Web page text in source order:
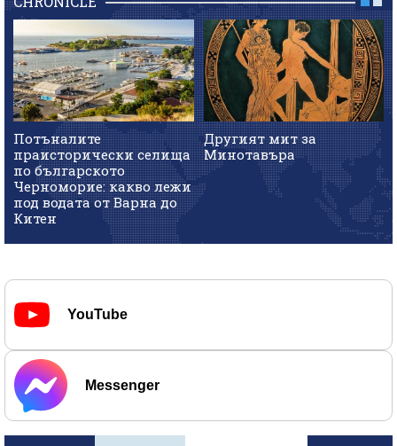
Потъналите
праисторически селища
по българското
Черноморие: какво лежи
под водата от Варна до
Китен
Другият мит за
Минотавъра
YouTube
Messenger